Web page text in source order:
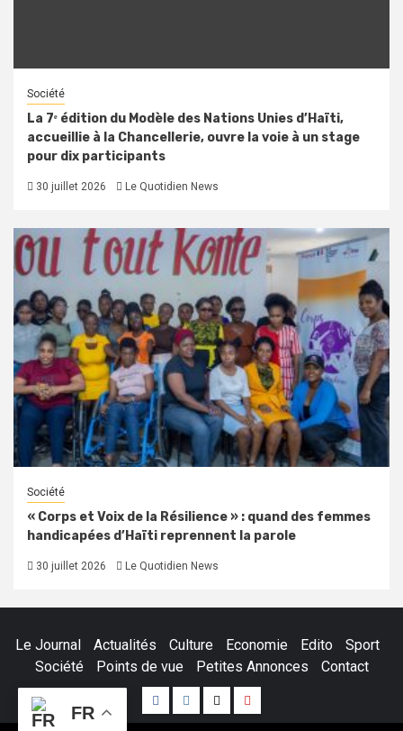
Société
La 7ᵉ édition du Modèle des Nations Unies d’Haïti,
accueillie à la Chancellerie, ouvre la voie à un stage
pour dix participants
30 juillet 2026 Le Quotidien News
Société
« Corps et Voix de la Résilience » : quand des femmes
handicapées d’Haïti reprennent la parole
30 juillet 2026 Le Quotidien News
Le Journal Actualités Culture Economie Edito
Sport
Société
Points de vue Petites Annonces Contact
FacebookInstagram
TwitterYoutube
FR